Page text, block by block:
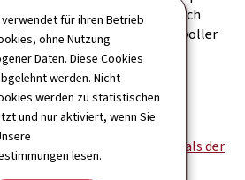
für ihren Betrieb
ohne Nutzung
Daten. Diese Cookies
werden. Nicht
werden zu statistischen
und nur aktiviert, wenn Sie
lesen.
die der Erfindung technisch
Erfinder seine Strategie in voller
ausrichten kann.
luxemburgischen Teil des Portals der
konsultieren, auf dem die